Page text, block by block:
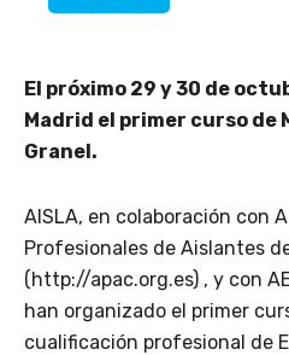
El próximo 29 y 30 de
Madrid el primer curso de
Granel.
AISLA, en colaboración con
Profesionales de Aislantes
(http://apac.org.es) , y con
han organizado el primer
cualificación profesional de